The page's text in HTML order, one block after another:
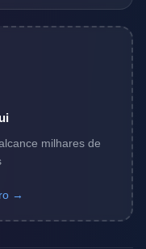
milhares de
→